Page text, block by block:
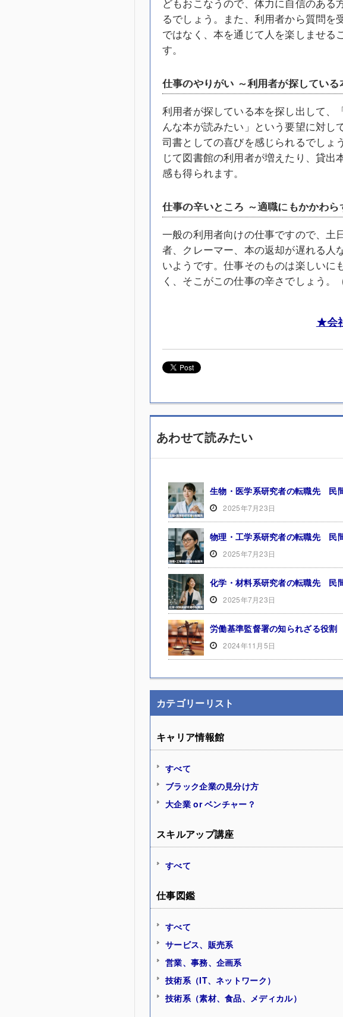
るでしょう。また、利用者から質問
ではなく、本を通じて人を楽しませ
す。
仕事のやりがい ～利用者が探している
利用者が探している本を探し出して、
んな本が読みたい」という要望に対し
司書としての喜びを感じられるでしょ
じて図書館の利用者が増えたり、貸
感も得られます。
仕事の辛いところ ～適職にもかかわ
一般の利用者向けの仕事ですので、土
者、クレーマー、本の返却が遅れる人
いようです。仕事そのものは楽しいに
く、そこがこの仕事の辛さでしょう。
★会
あわせて読みたい
生物・医学系研究者の転職先 民
2025年7月23日
物理・工学系研究者の転職先 民
2025年7月23日
化学・材料系研究者の転職先 民
2025年7月23日
労働基準監督署の知られざる役
2024年11月5日
カテゴリーリスト
キャリア情報館
すべて
ブラック企業の見分け方
大企業 or ベンチャー？
スキルアップ講座
すべて
仕事図鑑
すべて
サービス、販売系
営業、事務、企画系
技術系（IT、ネットワーク）
技術系（素材、食品、メディカル）